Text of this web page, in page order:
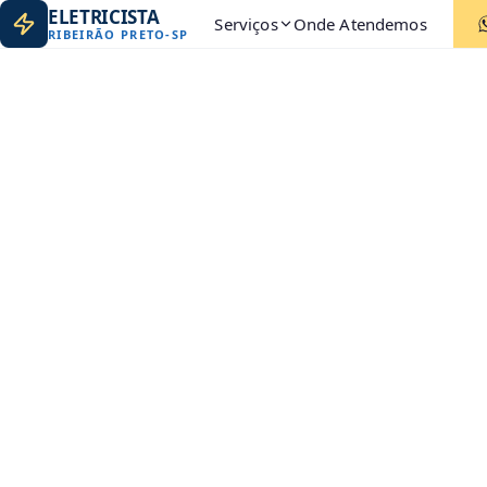
ELETRICISTA
RIBEIRÃO PRETO-SP Serviços Onde Atendemos